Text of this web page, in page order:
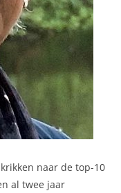
naar de top-10
al twee jaar